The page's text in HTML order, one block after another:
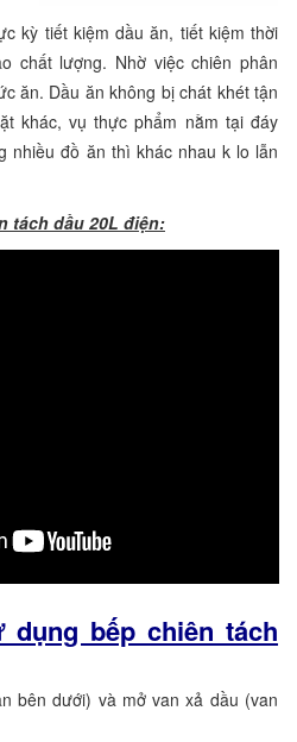
kỳ tiết kiệm dầu ăn, tiết kiệm thời
chất lượng. Nhờ việc chiên phân
ăn. Dầu ăn không bị chát khét tận
khác, vụ thực phẩm nằm tại đáy
nhiều đồ ăn thì khác nhau k lo lẫn
tách dầu 20L điện:
bếp chiên tách
bên dưới) và mở van xả dầu (van